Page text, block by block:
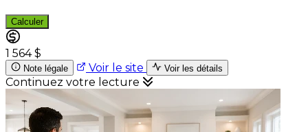
Calculer
1 564 $
Note légale Voir le site Voir les détails
Continuez votre lecture